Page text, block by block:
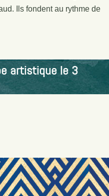
Ils fondent au rythme de
artistique le 3